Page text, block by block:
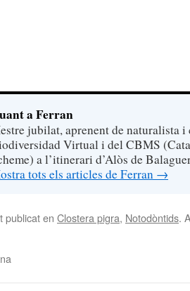
a Ferran
jubilat, aprenent de naturalista i
Virtual i del CBMS
a l’itinerari d’Alòs de
tots els articles de Ferran →
publicat en Clostera pigra, Notodòntids.